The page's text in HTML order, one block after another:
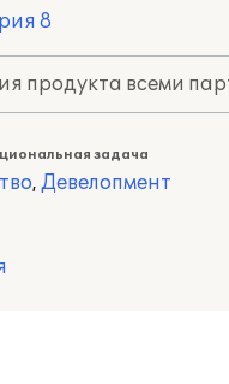
8
продукта всеми
задача
, Девелопмент